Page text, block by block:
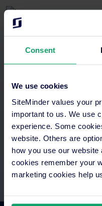
Consent
We use cookies
SiteMinder values your
important to us. We use
experience. Some
website. Others are
how you use our website
cookies remember your
marketing cookies help
Aprovechar tu
intégralos con la tecnología
ayuda, recuerda que
asistencia.